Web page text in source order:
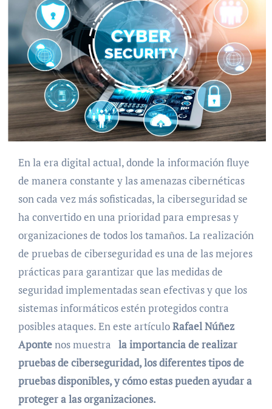
En la era digital actual, donde la información fluye
de manera constante y las amenazas cibernéticas
son cada vez más sofisticadas, la ciberseguridad se
ha convertido en una prioridad para empresas y
organizaciones de todos los tamaños. La realización
de pruebas de ciberseguridad es una de las mejores
prácticas para garantizar que las medidas de
seguridad implementadas sean efectivas y que los
sistemas informáticos estén protegidos contra
posibles ataques. En este artículoRafael Núñez
Apontenos muestra la importancia de realizar
pruebas de ciberseguridad, los diferentes tipos de
pruebas disponibles, y cómo estas pueden ayudar a
proteger a las organizaciones.